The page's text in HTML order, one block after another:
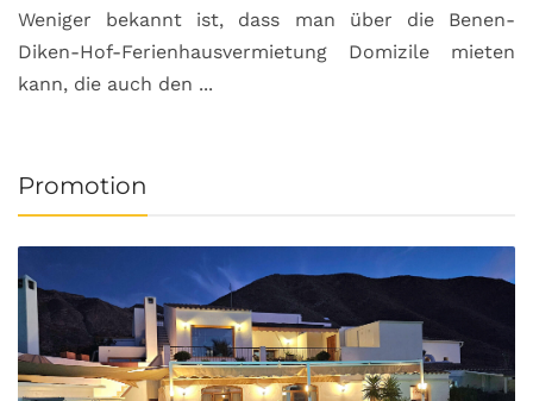
Weniger bekannt ist, dass man über die Benen-
Diken-Hof-Ferienhausvermietung Domizile mieten
kann, die auch den ...
Promotion